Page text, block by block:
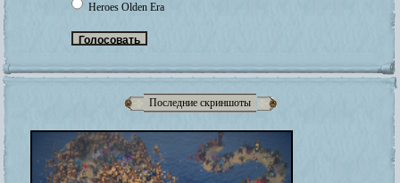
Heroes Olden Era
Последние скриншоты